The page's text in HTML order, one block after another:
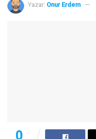
Yazar: Onur Erdem
0